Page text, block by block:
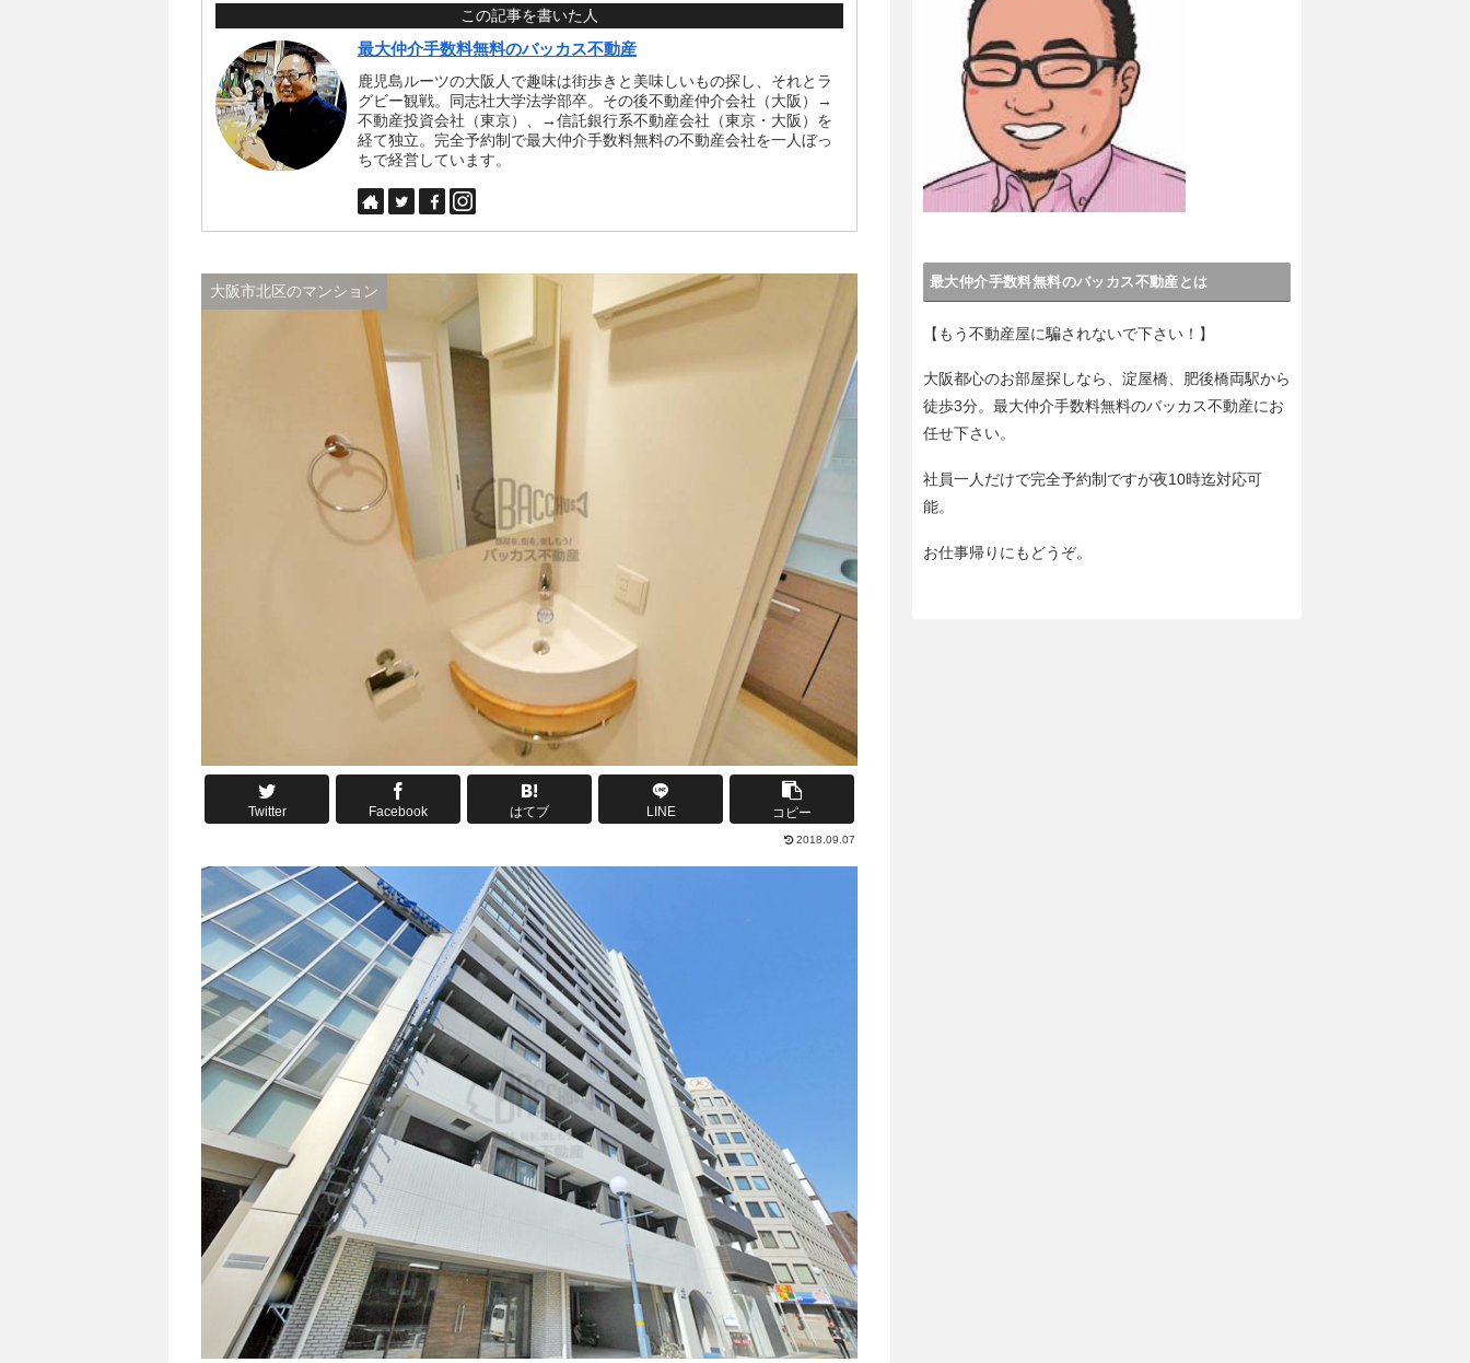
この記事を書いた人
最大仲介手数料無料のバッカス不動産
鹿児島ルーツの大阪人で趣味は街歩きと美味しいもの探し、それとラ
グビー観戦。同志社大学法学部卒。その後不動産仲介会社（大阪）→
不動産投資会社（東京）、→信託銀行系不動産会社（東京・大阪）を
経て独立。完全予約制で最大仲介手数料無料の不動産会社を一人ぼっ
ちで経営しています。
大阪市北区のマンション
Twitter Facebook はてブ LINE コピー
2018.09.07
最大仲介手数料無料のバッカス不動産とは
【もう不動産屋に騙されないで下さい！】
大阪都心のお部屋探しなら、淀屋橋、肥後橋両駅から
徒歩3分。最大仲介手数料無料のバッカス不動産にお
任せ下さい。
社員一人だけで完全予約制ですが夜10時迄対応可
能。
お仕事帰りにもどうぞ。